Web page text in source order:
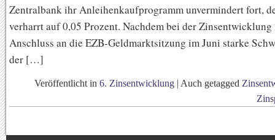
Zentralbank ihr Anleihenkaufprogramm unvermindert fort,
verharrt auf 0,05 Prozent. Nachdem bei der
Anschluss an die EZB-Geldmarktsitzung im Juni starke
der […]
Veröffentlicht in 6. Zinsentwicklung | Auch getagged